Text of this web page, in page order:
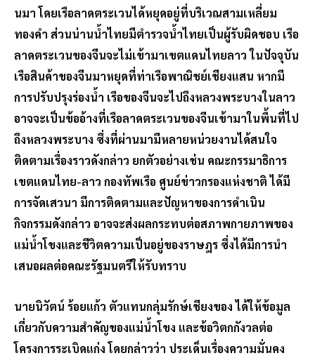
นมา โดยเรือลาดตระเวนได้หยุดอยู่ที่บริเวณสามเหลี่ยม
ทองคำ ส่วนน่านน้ำไทยมีตำรวจน้ำไทยเป็นผู้รับผิดชอบ เรือ
ลาดตระเวนของจีนจะไม่เข้ามาเขตแดนไทยลาว ในปัจจุบัน
เรือสินค้าของจีนมาหยุดที่ท่าเรือพาณิชย์เชียงแสน หากมี
การปรับปรุงร่องน้ำ เรือของจีนจะไปถึงหลวงพระบางในลาว
อาจจะเป็นข้ออ้างที่เรือลาดตระเวนของจีนเข้ามาในพื้นที่ไป
ถึงหลวงพระบาง ซึ่งที่ผ่านมามีหลายหน่วยงานได้สนใจ
ติดตามเรื่องราวดังกล่าว ยกตัวอย่างเช่น คณะกรรมาธิการ
เขตแดนไทย-ลาว กองทัพเรือ ศูนย์ข่าวกรองแห่งชาติ ได้มี
การจัดเสวนา มีการติดตามและปัญหาของการดำเนิน
กิจกรรมดังกล่าว อาจจะส่งผลกระทบต่อสภาพกายภาพของ
แม่น้ำโขงและชีวิตความเป็นอยู่ของราษฎร ซึ่งได้มีการนำ
เสนอผลต่อคณะรัฐมนตรีให้รับทราบ
นายนิวัตน์ ร้อยแก้ว ตัวแทนกลุ่มรักษ์เชียงของ ได้ให้ข้อมูล
เกี่ยวกับความสำคัญของแม่น้ำโขง และข้อวิตกกังวลต่อ
โครงการระเบิดแก่ง โดยกล่าวว่า ประเด็นเรื่องความมั่นคง